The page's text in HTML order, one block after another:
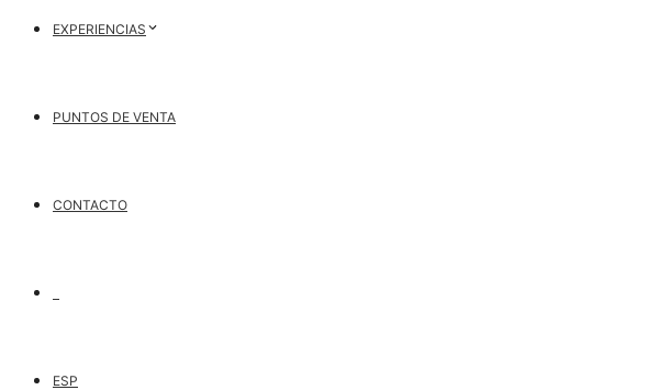
EXPERIENCIAS
PUNTOS DE VENTA
CONTACTO
ESP